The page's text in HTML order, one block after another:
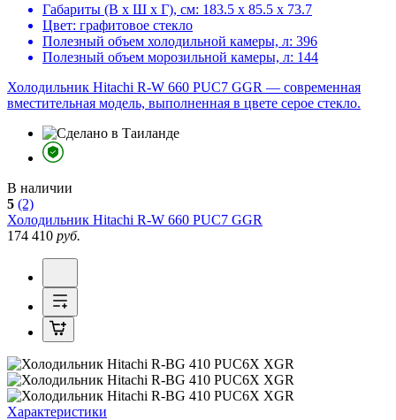
Габариты (В х Ш х Г), см: 183.5 х 85.5 х 73.7
Цвет: графитовое стекло
Полезный объем холодильной камеры, л: 396
Полезный объем морозильной камеры, л: 144
Холодильник Hitachi R-W 660 PUC7 GGR — современная
вместительная модель, выполненная в цвете серое стекло.
В наличии
5 (2)
Холодильник Hitachi R-W 660 PUC7 GGR
174 410 руб.
Характеристики